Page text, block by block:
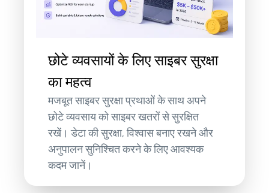
छोटे व्यवसायों के लिए साइबर सुरक्षा
का महत्व
मजबूत साइबर सुरक्षा प्रथाओं के साथ अपने
छोटे व्यवसाय को साइबर खतरों से सुरक्षित
रखें। डेटा की सुरक्षा, विश्वास बनाए रखने और
अनुपालन सुनिश्चित करने के लिए आवश्यक
कदम जानें।